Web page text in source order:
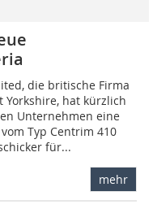
die britische Firma
Yorkshire, hat kürzlich
Unternehmen eine
Typ Centrim 410
für...
mehr